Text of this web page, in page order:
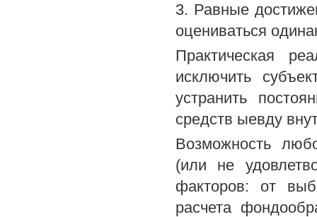
3. Равные
оцениваться
Практическая
исключить
устранить
средств ыевду
Возможность
(или не
факторов: от
расчета